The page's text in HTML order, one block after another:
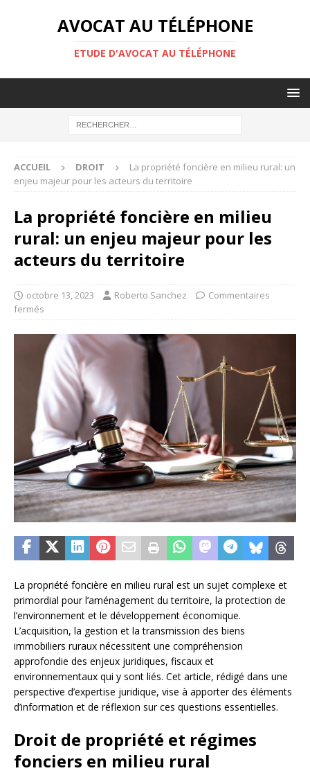
AVOCAT AU TÉLÉPHONE
ETUDE D'AVOCAT AU TÉLÉPHONE
ACCUEIL DROIT
La propriété foncière en milieu rural: un
enjeu majeur pour les acteurs du territoire
La propriété foncière en milieu
rural: un enjeu majeur pour les
acteurs du territoire
octobre 13, 2023 Roberto Sanchez
Commentaires
fermés
La propriété foncière en milieu rural est un sujet complexe et
primordial pour l’aménagement du territoire, la protection de
l’environnement et le développement économique.
L’acquisition, la gestion et la transmission des biens
immobiliers ruraux nécessitent une compréhension
approfondie des enjeux juridiques, fiscaux et
environnementaux qui y sont liés. Cet article, rédigé dans une
perspective d’expertise juridique, vise à apporter des éléments
d’information et de réflexion sur ces questions essentielles.
Droit de propriété et régimes
fonciers en milieu rural